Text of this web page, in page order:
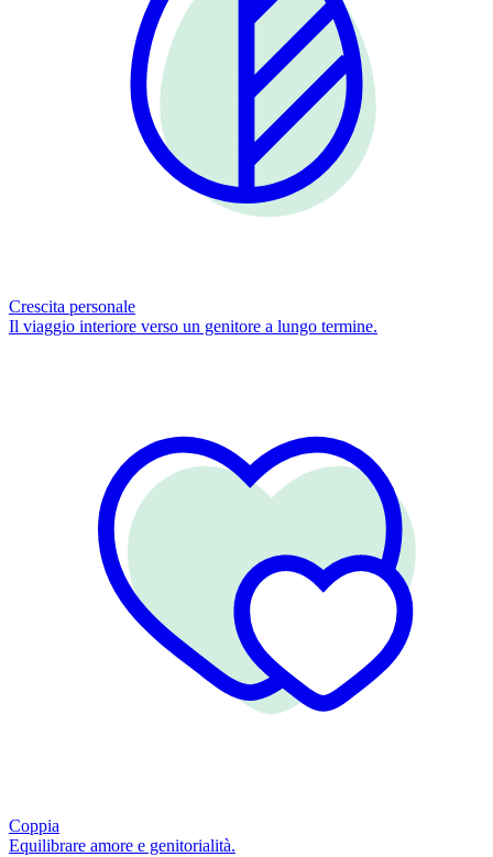
Crescita personale
Il viaggio interiore verso un genitore a lungo termine.
Coppia
Equilibrare amore e genitorialità.